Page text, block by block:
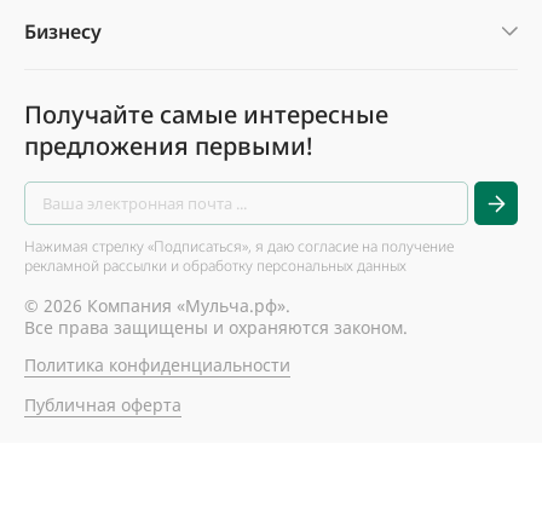
Бизнесу
Получайте самые интересные
предложения первыми!
Нажимая стрелку «Подписаться», я даю согласие на получение
рекламной рассылки и обработку персональных данных
© 2026 Компания «Мульча.рф».
Все права защищены и охраняются законом.
Политика конфиденциальности
Публичная оферта